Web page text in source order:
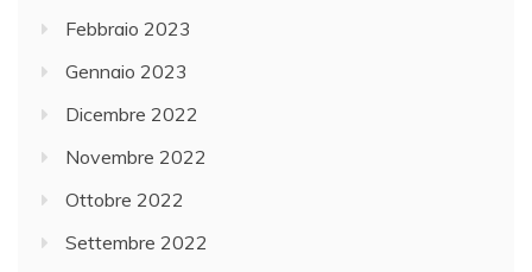
Febbraio 2023
Gennaio 2023
Dicembre 2022
Novembre 2022
Ottobre 2022
Settembre 2022